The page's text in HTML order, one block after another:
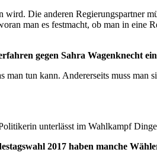
wird. Die anderen Regierungspartner
man es festmacht, ob man in eine
gegen Sahra Wagenknecht
tun kann. Andererseits muss
unterlässt im Wahlkampf
2017 haben manche